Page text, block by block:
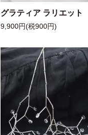
グラティア ラリエット
9,900円(税900円)